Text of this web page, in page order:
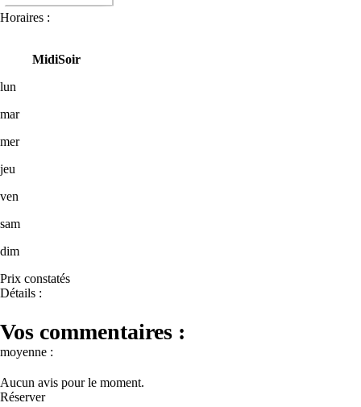
Horaires :
MidiSoir
lun
mar
mer
jeu
ven
sam
dim
Prix constatés
Détails :
Vos commentaires :
moyenne :
Aucun avis pour le moment.
Réserver